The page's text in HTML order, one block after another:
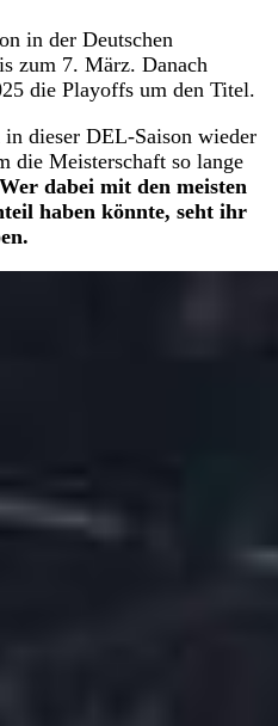
in der Deutschen
zum 7. März. Danach
die Playoffs um den Titel.
in dieser DEL-Saison wieder
die Meisterschaft so lange
Wer dabei mit den meisten
haben könnte, seht ihr